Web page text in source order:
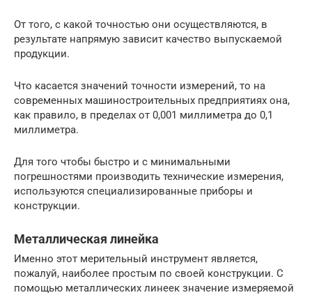
От того, с какой точностью они осуществляются, в
результате напрямую зависит качество выпускаемой
продукции.
Что касается значений точности измерений, то на
современных машиностроительных предприятиях она,
как правило, в пределах от 0,001 миллиметра до 0,1
миллиметра.
Для того чтобы быстро и с минимальными
погрешностями производить технические измерения,
используются специализированные приборы и
конструкции.
Металлическая линейка
Именно этот мерительный инструмент является,
пожалуй, наиболее простым по своей конструкции. С
помощью металлических линеек значение измеряемой